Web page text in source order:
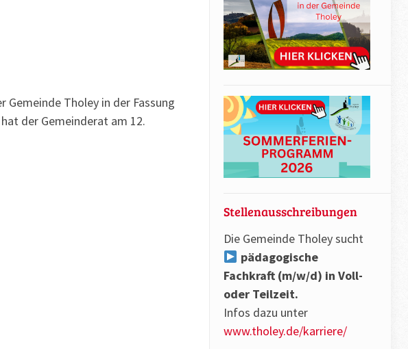
Gemeinde Tholey in der Fassung
der Gemeinderat am 12.
Stellenausschreibungen
Die Gemeinde Tholey sucht
pädagogische
Fachkraft (m/w/d) in Voll-
oder Teilzeit.
Infos dazu unter
www.tholey.de/karriere/